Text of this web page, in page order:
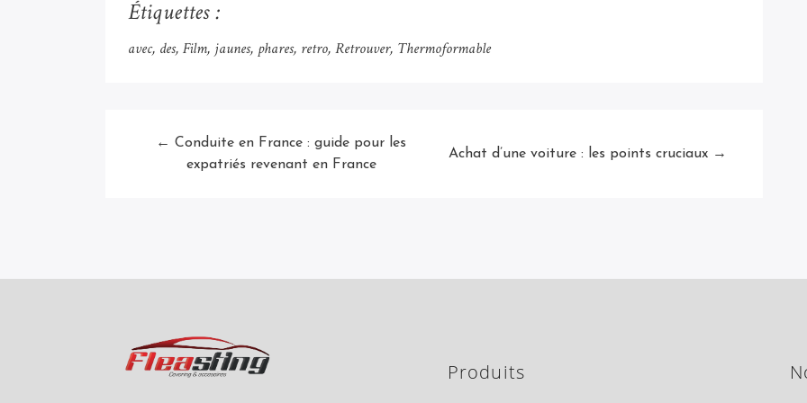
Étiquettes :
avec des Film jaunes phares retro Retrouver Thermoformable
← Conduite en France : guide pour les
expatriés revenant en France
Achat d’une voiture : les points cruciaux →
Produits